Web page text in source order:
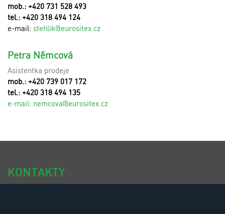
mob.: +420 731 528 493
tel.: +420 318 494 124
e-mail: stehlik@eurositex.cz
Petra Němcová
Asistentka prodeje
mob.: +420 739 017 172
tel.: +420 318 494 135
e-mail: nemcova@eurositex.cz
KONTAKTY